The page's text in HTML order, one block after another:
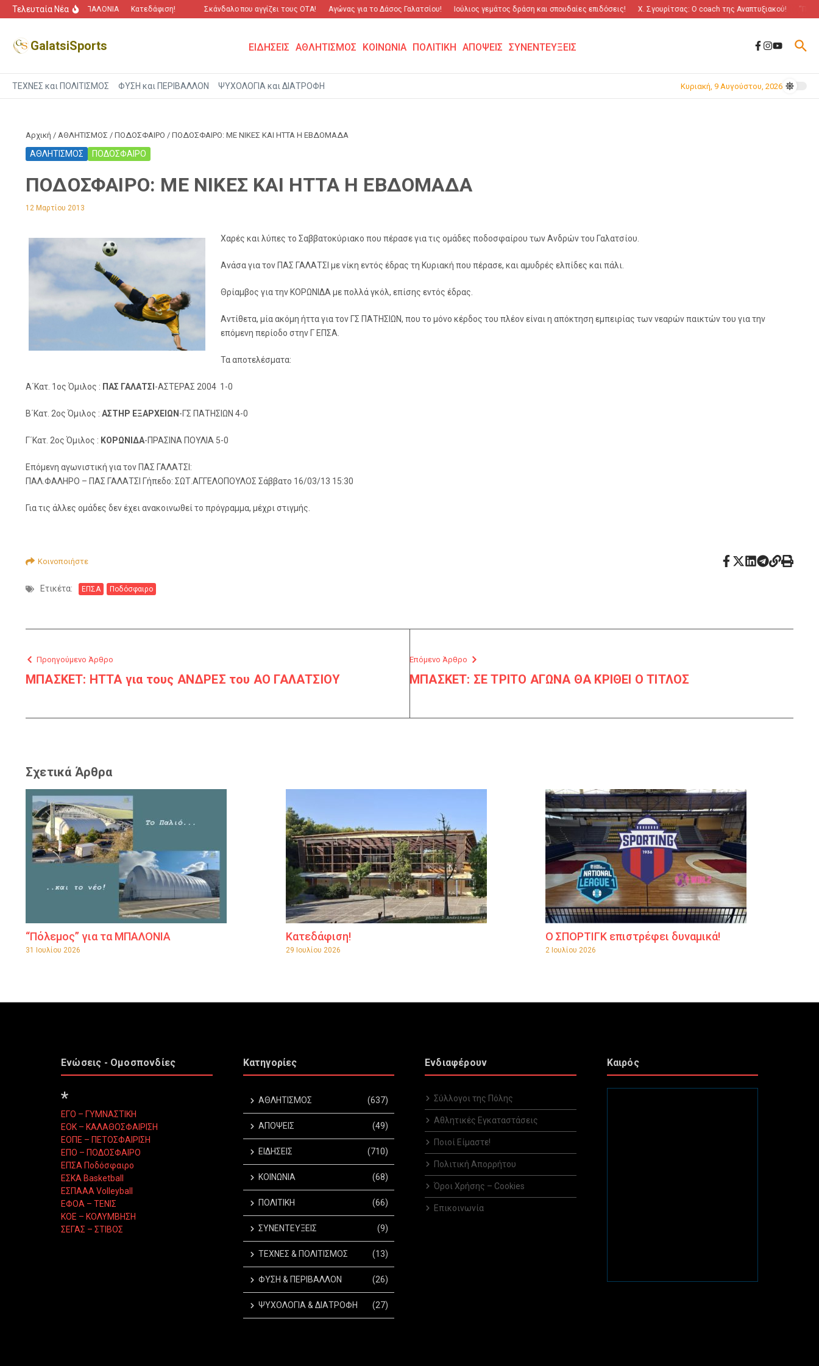
Μετάβαση στο περιεχόμενο
Τελευταία Νέα
“Πόλεμος” για τα ΜΠΑΛΟΝΙΑ Κατεδάφιση! Σκάνδαλο που αγγίζει τους ΟΤΑ! Αγώνας για το Δάσος Γαλατσίου! Ιούλιος γεμάτος δράση και σπουδαίες επιδόσεις! Χ. Σγουρίτσας: O coach της Αναπτυξιακού!
GalatsiSports ΕΙΔΗΣΕΙΣ ΑΘΛΗΤΙΣΜΟΣ ΚΟΙΝΩΝΙΑ ΠΟΛΙΤΙΚΗ ΑΠΟΨΕΙΣ ΣΥΝΕΝΤΕΥΞΕΙΣ
ΤΕΧΝΕΣ και ΠΟΛΙΤΙΣΜΟΣ ΦΥΣΗ και ΠΕΡΙΒΑΛΛΟΝ ΨΥΧΟΛΟΓΙΑ και ΔΙΑΤΡΟΦΗ Κυριακή, 9 Αυγούστου, 2026
Αρχική / ΑΘΛΗΤΙΣΜΟΣ / ΠΟΔΟΣΦΑΙΡΟ / ΠΟΔΟΣΦΑΙΡΟ: ΜΕ ΝΙΚΕΣ ΚΑΙ ΗΤΤΑ Η ΕΒΔΟΜΑΔΑ
ΑΘΛΗΤΙΣΜΟΣ ΠΟΔΟΣΦΑΙΡΟ
ΠΟΔΟΣΦΑΙΡΟ: ΜΕ ΝΙΚΕΣ ΚΑΙ ΗΤΤΑ Η ΕΒΔΟΜΑΔΑ
12 Μαρτίου 2013
Χαρές και λύπες το Σαββατοκύριακο που πέρασε για τις ομάδες ποδοσφαίρου των Ανδρών του Γαλατσίου.
Ανάσα για τον ΠΑΣ ΓΑΛΑΤΣΙ με νίκη εντός έδρας τη Κυριακή που πέρασε, και αμυδρές ελπίδες και πάλι.
Θρίαμβος για την ΚΟΡΩΝΙΔΑ με πολλά γκόλ, επίσης εντός έδρας.
Αντίθετα, μία ακόμη ήττα για τον ΓΣ ΠΑΤΗΣΙΩΝ, που το μόνο κέρδος του πλέον είναι η απόκτηση εμπειρίας των νεαρών παικτών του για την
επόμενη περίοδο στην Γ ΕΠΣΑ.
Τα αποτελέσματα:
Α΄Κατ. 1ος Όμιλος : ΠΑΣ ΓΑΛΑΤΣΙ -ΑΣΤΕΡΑΣ 2004 1-0
B΄Κατ. 2ος Όμιλος : ΑΣΤΗΡ ΕΞΑΡΧΕΙΩΝ -ΓΣ ΠΑΤΗΣΙΩΝ 4-0
Γ΄Κατ. 2ος Όμιλος : ΚΟΡΩΝΙΔΑ-ΠΡΑΣΙΝΑ ΠΟΥΛΙΑ 5-0
Επόμενη αγωνιστική για τον ΠΑΣ ΓΑΛΑΤΣΙ:
ΠΑΛ.ΦΑΛΗΡΟ – ΠΑΣ ΓΑΛΑΤΣΙ Γήπεδο: ΣΩΤ.ΑΓΓΕΛΟΠΟΥΛΟΣ Σάββατο 16/03/13 15:30
Για τις άλλες ομάδες δεν έχει ανακοινωθεί το πρόγραμμα, μέχρι στιγμής.
Κοινοποιήστε
Ετικέτα: ΕΠΣΑ Ποδόσφαιρο
Προηγούμενο Άρθρο
ΜΠΑΣΚΕΤ: ΗΤΤΑ για τους ΑΝΔΡΕΣ του ΑΟ ΓΑΛΑΤΣΙΟΥ
Επόμενο Άρθρο
ΜΠΑΣΚΕΤ: ΣΕ ΤΡΙΤΟ ΑΓΩΝΑ ΘΑ ΚΡΙΘΕΙ Ο ΤΙΤΛΟΣ
Σχετικά Άρθρα
“Πόλεμος” για τα ΜΠΑΛΟΝΙΑ
31 Ιουλίου 2026
Κατεδάφιση!
29 Ιουλίου 2026
Ο ΣΠΟΡΤΙΓΚ επιστρέφει δυναμικά!
2 Ιουλίου 2026
Ενώσεις - Ομοσπονδίες
*
ΕΓΟ – ΓΥΜΝΑΣΤΙΚΗ
ΕΟΚ – ΚΑΛΑΘΟΣΦΑΙΡΙΣΗ
ΕΟΠΕ – ΠΕΤΟΣΦΑΙΡΙΣΗ
ΕΠΟ – ΠΟΔΟΣΦΑΙΡΟ
ΕΠΣΑ Ποδόσφαιρο
ΕΣΚΑ Basketball
ΕΣΠΑΑΑ Volleyball
ΕΦΟΑ – ΤΕΝΙΣ
ΚΟΕ – ΚΟΛΥΜΒΗΣΗ
ΣΕΓΑΣ – ΣΤΙΒΟΣ
Κατηγορίες
ΑΘΛΗΤΙΣΜΟΣ (637)
ΑΠΟΨΕΙΣ (49)
ΕΙΔΗΣΕΙΣ (710)
ΚΟΙΝΩΝΙΑ (68)
ΠΟΛΙΤΙΚΗ (66)
ΣΥΝΕΝΤΕΥΞΕΙΣ (9)
ΤΕΧΝΕΣ & ΠΟΛΙΤΙΣΜΟΣ (13)
ΦΥΣΗ & ΠΕΡΙΒΑΛΛΟΝ (26)
ΨΥΧΟΛΟΓΙΑ & ΔΙΑΤΡΟΦΗ (27)
Ενδιαφέρουν
Σύλλογοι της Πόλης
Αθλητικές Εγκαταστάσεις
Ποιοί Είμαστε!
Πολιτική Απορρήτου
Όροι Χρήσης – Cookies
Επικοινωνία
Καιρός